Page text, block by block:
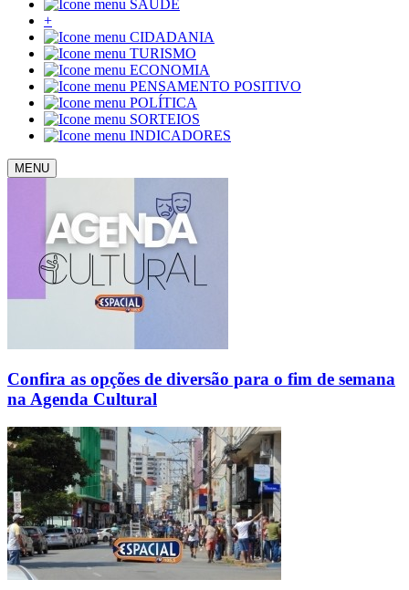
SAÚDE
+
CIDADANIA
TURISMO
ECONOMIA
PENSAMENTO POSITIVO
POLÍTICA
SORTEIOS
INDICADORES
MENU
Confira as opções de diversão para o fim de semana
na Agenda Cultural